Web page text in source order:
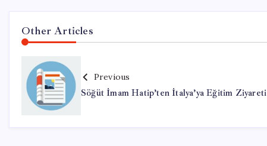
Other Articles
Previous
Söğüt İmam Hatip’ten İtalya’ya Eğitim Ziyareti